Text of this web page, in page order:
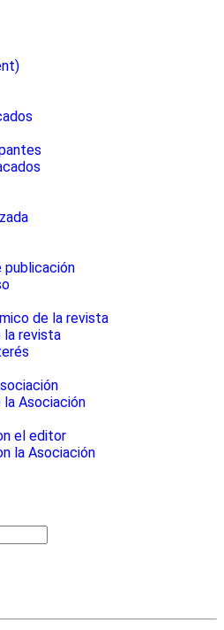
publicación
de la revista
la revista
Asociación
el editor
la Asociación